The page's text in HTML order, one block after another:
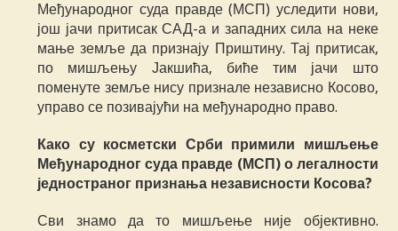
Међународног суда правде (МСП) уследити нови,
још јачи притисак САД-а и западних сила на неке
мање земље да признају Приштину. Тај притисак,
по мишљењу Јакшића, биће тим јачи што
поменуте земље нису признале независно Косово,
управо се позивајући на међународно право.
Како су косметски Срби примили мишљење
Међународног суда правде (МСП) о легалности
једностраног признања независности Косова?
Сви знамо да то мишљење није објективно.